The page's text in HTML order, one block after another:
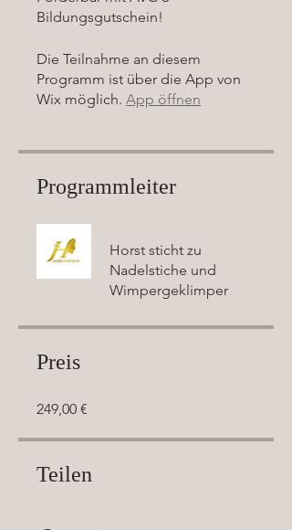
Bildungsgutschein!
Die Teilnahme an diesem
Programm ist über die App von
Wix möglich. App öffnen
Programmleiter
Horst sticht zu
Nadelstiche und
Wimpergeklimper
Preis
249,00 €
Teilen